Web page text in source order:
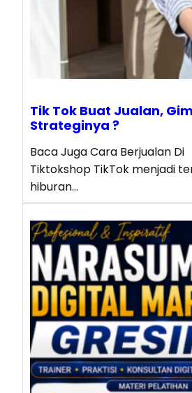
Tik Tok Buat Jualan,
Strateginya ?
Baca Juga Cara Berjualan Di
Tiktokshop TikTok menjadi
hiburan…